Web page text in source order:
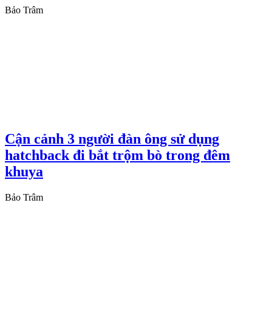
Bảo Trâm
Cận cảnh 3 người đàn ông sử dụng
hatchback đi bắt trộm bò trong đêm
khuya
Bảo Trâm